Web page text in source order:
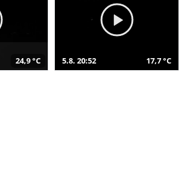
24,9 °C 5.8. 20:52 17,7 °C